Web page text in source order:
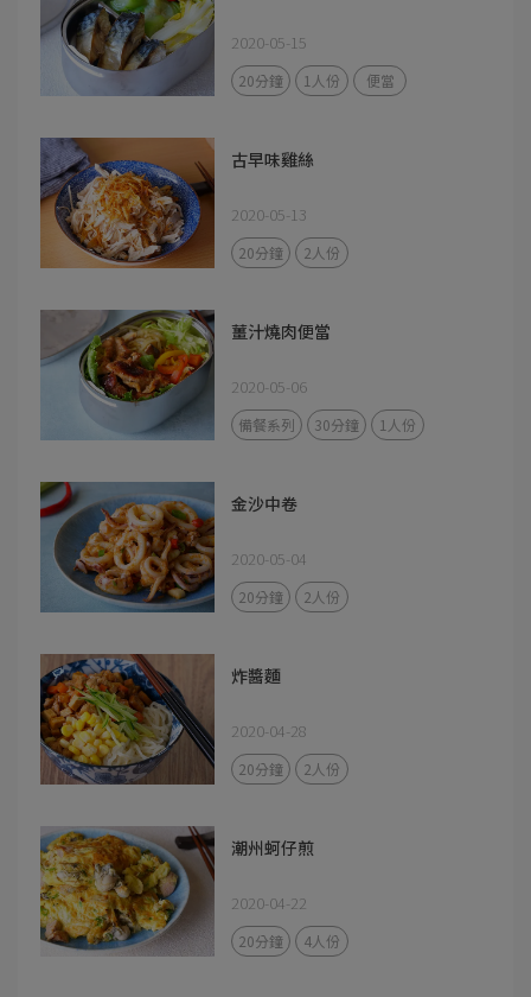
2020-05-15
20分鐘 1人份 便當
古早味雞絲
2020-05-13
20分鐘 2人份
薑汁燒肉便當
2020-05-06
備餐系列 30分鐘 1人份
金沙中卷
2020-05-04
20分鐘 2人份
炸醬麵
2020-04-28
20分鐘 2人份
潮州蚵仔煎
2020-04-22
20分鐘 4人份